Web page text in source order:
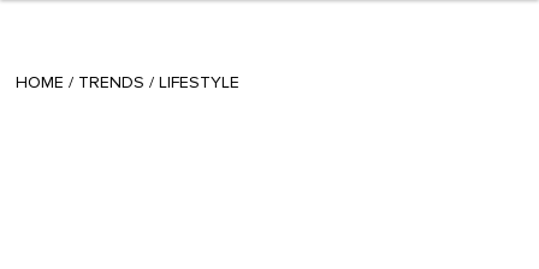
HOME / TRENDS / LIFESTYLE